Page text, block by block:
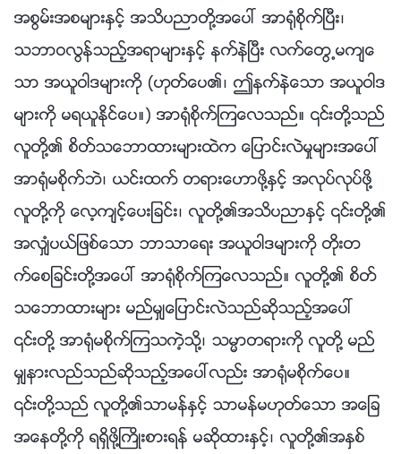
အစြမ္းအစမ်ားႏွင့္ အသိပညာတို႔အေပၚ အာ႐ုံစိုက္ၿပီး၊
သဘာဝလြန္သည့္အရာမ်ားႏွင့္ နက္နဲၿပီး လက္ေတြ႕မက်ေ
သာ အယူဝါဒမ်ားကို (ဟုတ္ေပ၏၊ ဤနက္နဲေသာ အယူဝါဒ
မ်ားကို မရယူႏိုင္ေပ။) အာ႐ုံစိုက္ၾကေလသည္။ ၎တို႔သည္
လူတို႔၏ စိတ္သေဘာထားမ်ားထဲက ေျပာင္းလဲမႈမ်ားအေပၚ
အာ႐ုံမစိုက္ဘဲ၊ ယင္းထက္ တရားေဟာဖို႔ႏွင့္ အလုပ္လုပ္ဖို႔
လူတို႔ကို ေလ့က်င့္ေပးျခင္း၊ လူတို႔၏အသိပညာႏွင့္ ၎တို႔၏
အလွ်ံပယ္ျဖစ္ေသာ ဘာသာေရး အယူဝါဒမ်ားကို တိုးတ
က္ေစျခင္းတို႔အေပၚ အာ႐ုံစိုက္ၾကေလသည္။ လူတို႔၏ စိတ္
သေဘာထားမ်ား မည္မွ်ေျပာင္းလဲသည္ဆိုသည့္အေပၚ
၎တို႔ အာ႐ုံမစိုက္ၾကသကဲ့သို႔၊ သမၼာတရားကို လူတို႔ မည္
မွ်နားလည္သည္ဆိုသည့္အေပၚလည္း အာ႐ုံမစိုက္ေပ။
၎တို႔သည္ လူတို႔၏သာမန္ႏွင့္ သာမန္မဟုတ္ေသာ အေျခ
အေနတို႔ကို ရရွိဖို႔ႀကိဳးစားရန္ မဆိုထားႏွင့္၊ လူတို႔၏အႏွစ္